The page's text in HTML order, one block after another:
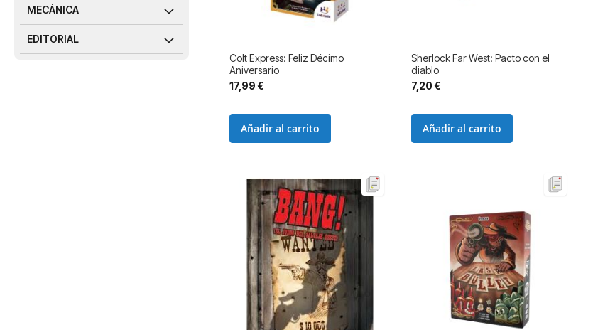
Colt Express: Feliz Décimo
Aniversario
17,99 €
Añadir al carrito
Sherlock Far West: Pacto con el
diablo
7,20 €
Añadir al carrito
MECÁNICA
EDITORIAL